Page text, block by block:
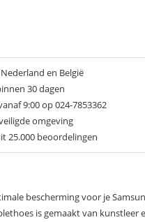
en België
30 dagen
9:00 op 024-7853362
omgeving
25.000 beoordelingen
bescherming voor je
is gemaakt van kunstleer